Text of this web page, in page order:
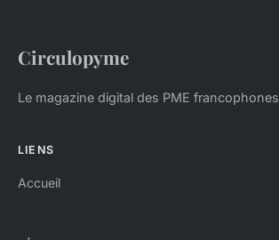
Circulopyme
Le magazine digital des PME francophones
LIENS
Accueil